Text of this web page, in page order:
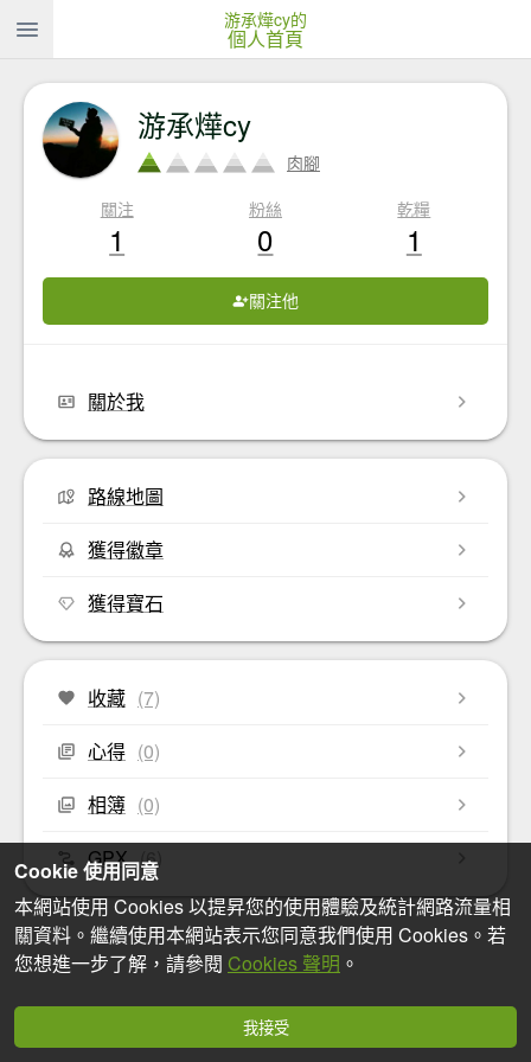
游承燁cy的
個人首頁
游承燁cy
肉腳
關注
1
粉絲
0
乾糧
1
關注他
關於我
路線地圖
獲得徽章
獲得寶石
收藏 (7)
心得 (0)
相簿 (0)
GPX (6)
Cookie 使用同意
本網站使用 Cookies 以提昇您的使用體驗及統計網路流量相
關資料。繼續使用本網站表示您同意我們使用 Cookies。若
您想進一步了解，請參閱 Cookies 聲明 。
我接受